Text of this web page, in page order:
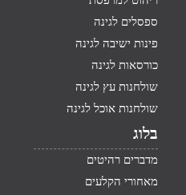
ספסלים לגינה
פינות ישיבה לגינה
כורסאות לגינה
שולחנות עץ לגינה
שולחנות אוכל לגינה
בלוג
מדברים רהיטים
מאחורי הקלעים